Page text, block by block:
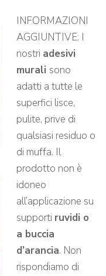
INFORMAZIONI
AGGIUNTIVE: I
nostri adesivi
murali sono
adatti a tutte le
superfici lisce,
pulite, prive di
qualsiasi residuo o
di muffa. Il
prodotto non è
idoneo
all’applicazione su
supporti ruvidi o
a buccia
d’arancia. Non
rispondiamo di